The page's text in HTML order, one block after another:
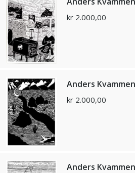
kr 2.000,00
Anders
kr 2.000,00
Anders